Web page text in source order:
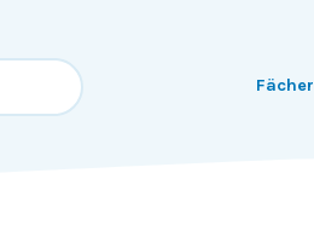
Fächer